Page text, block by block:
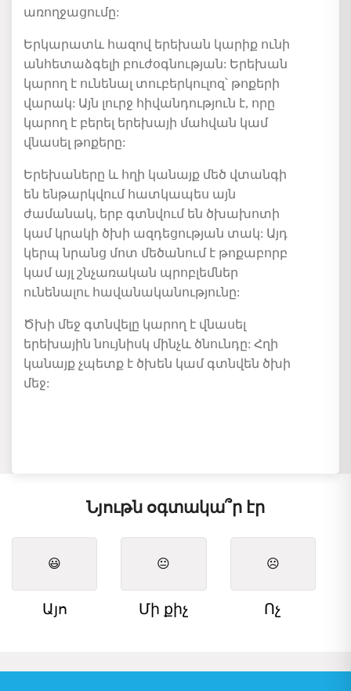
առողջացումը:
Երկարատև հազով երեխան կարիք ունի
անհետաձգելի բուժօգնության: Երեխան
կարող է ունենալ տուբերկուլոզ՝ թոքերի
վարակ: Այն լուրջ հիվանդություն է, որը
կարող է բերել երեխայի մահվան կամ
վնասել թոքերը:
Երեխաները և հղի կանայք մեծ վտանգի
են ենթարկվում հատկապես այն
ժամանակ, երբ գտնվում են ծխախոտի
կամ կրակի ծխի ազդեցության տակ: Այդ
կերպ նրանց մոտ մեծանում է թոքաբորբ
կամ այլ շնչառական պրոբլեմներ
ունենալու հավանականությունը:
Ծխի մեջ գտնվելը կարող է վնասել
երեխային նույնիսկ մինչև ծնունդը: Հղի
կանայք չպետք է ծխեն կամ գտնվեն ծխի
մեջ:
Նյութն օգտակա՞ր էր
😃
Այո
😐
Մի քիչ
☹️
Ոչ